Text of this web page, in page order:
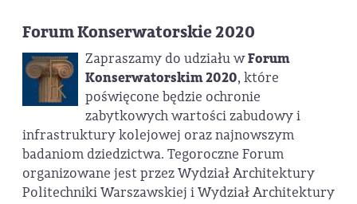
Forum Konserwatorskie 2020
Zapraszamy do udziału wForum
Konserwatorskim 2020, które
poświęcone będzie ochronie
zabytkowych wartości zabudowy i
infrastruktury kolejowej oraz najnowszym
badaniom dziedzictwa. Tegoroczne Forum
organizowane jest przez Wydział Architektury
Politechniki Warszawskiej i Wydział Architektury